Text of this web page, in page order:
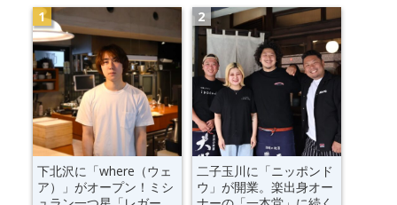
下北沢に「where（ウェ
ア）」がオープン！ミシ
二子玉川に「ニッポンド
ウ」が開業。楽出身オー